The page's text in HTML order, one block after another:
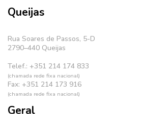
Queijas
Rua Soares de Passos, 5-D
2790–440 Queijas
Telef.: +351 214 174 833
(chamada rede fixa nacional)
Fax: +351 214 173 916
(chamada rede fixa nacional)
Geral